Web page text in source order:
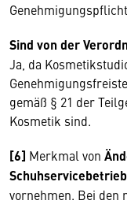
Sind von der
Ja, da
gemäß § 21 der
Kosmetik sind.
[6] Merkmal von
vornehmen. Bei den